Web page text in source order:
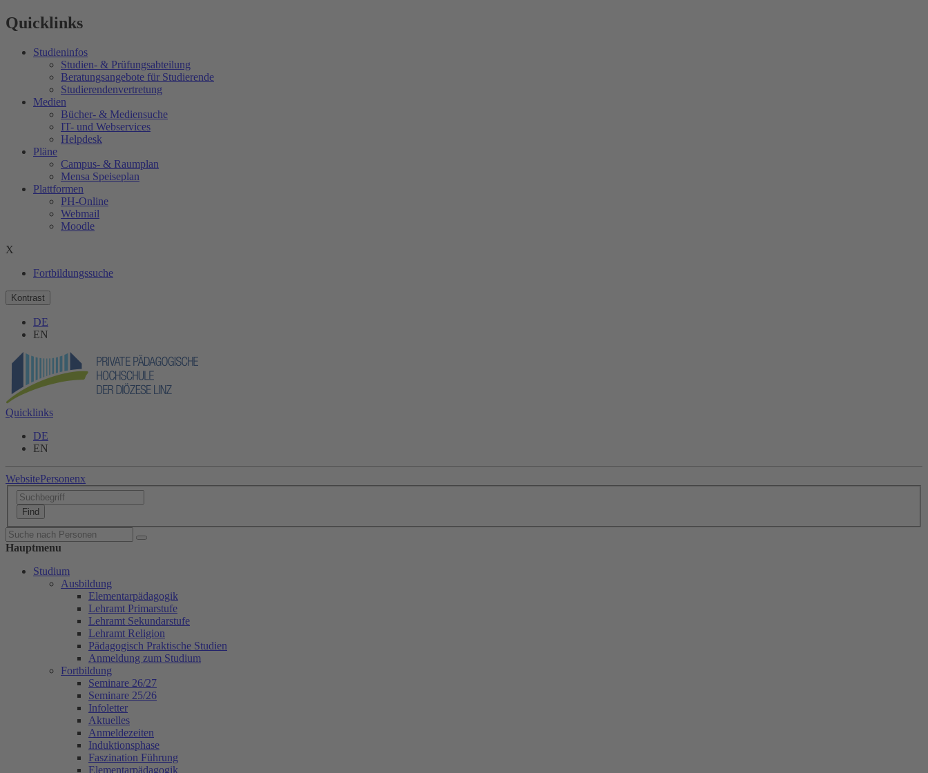
Quicklinks
Studieninfos
Studien- & Prüfungsabteilung
Beratungsangebote für Studierende
Studierendenvertretung
Medien
Bücher- & Mediensuche
IT- und Webservices
Helpdesk
Pläne
Campus- & Raumplan
Mensa Speiseplan
Plattformen
PH-Online
Webmail
Moodle
X
Fortbildungssuche
Kontrast
DE
EN
Quicklinks
DE
EN
WebsitePersonenx
Hauptmenu
Studium
Ausbildung
Elementarpädagogik
Lehramt Primarstufe
Lehramt Sekundarstufe
Lehramt Religion
Pädagogisch Praktische Studien
Anmeldung zum Studium
Fortbildung
Seminare 26/27
Seminare 25/26
Infoletter
Aktuelles
Anmeldezeiten
Induktionsphase
Faszination Führung
Elementarpädagogik